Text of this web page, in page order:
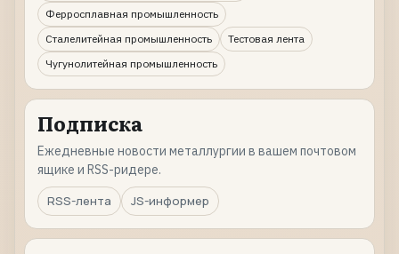
Ферросплавная промышленность
Сталелитейная промышленность
Тестовая лента
Чугунолитейная промышленность
Подписка
Ежедневные новости металлургии в вашем почтовом
ящике и RSS-ридере.
RSS-лента
JS-информер